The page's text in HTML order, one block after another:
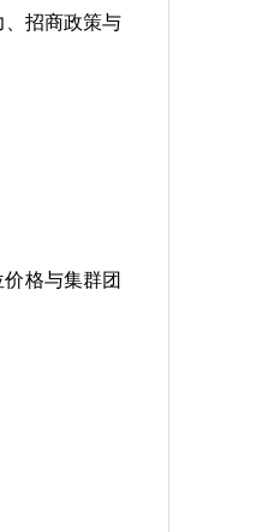
、招商政策与
格与集群团